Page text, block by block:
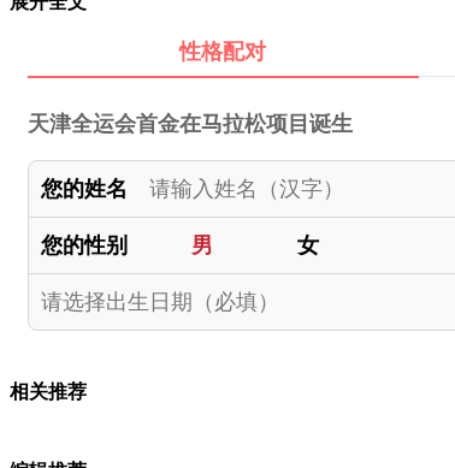
性格配对
天津全运会首金在马拉松项目诞生
您的姓名
您的性别 男 女
相关推荐